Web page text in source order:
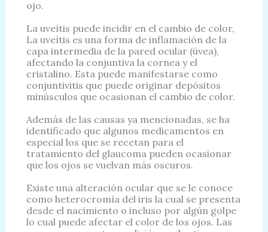
ojo.
La uveítis puede incidir en el cambio de color,
La uveítis es una forma de inflamación de la
capa intermedia de la pared ocular (úvea),
afectando la conjuntiva la cornea y el
cristalino. Esta puede manifestarse como
conjuntivitis que puede originar depósitos
minúsculos que ocasionan el cambio de color.
Además de las causas ya mencionadas, se ha
identificado que algunos medicamentos en
especial los que se recetan para el
tratamiento del glaucoma pueden ocasionar
que los ojos se vuelvan más oscuros.
Existe una alteración ocular que se le conoce
como heterocromía del iris la cual se presenta
desde el nacimiento o incluso por algún golpe
lo cual puede afectar el color de los ojos. Las